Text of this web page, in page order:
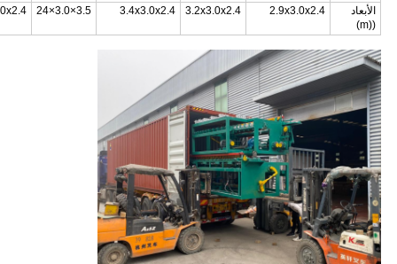
الأبعاد
((m)
2.9x3.0x2.4
3.2x3.0x2.4
3.4x3.0x2.4
3.5×3.0×24